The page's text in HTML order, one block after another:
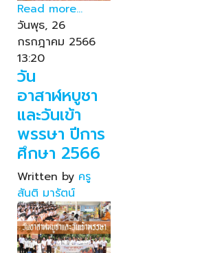
Read more...
วันพุธ, 26
กรกฎาคม 2566
13:20
วัน
อาสาฬหบูชา
และวันเข้า
พรรษา ปีการ
ศึกษา 2566
Written by ครู
สันติ มารัตน์